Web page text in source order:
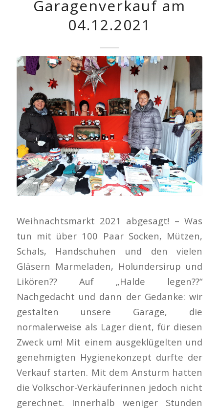
Garagenverkauf am
04.12.2021
Weihnachtsmarkt 2021 abgesagt! – Was
tun mit über 100 Paar Socken, Mützen,
Schals, Handschuhen und den vielen
Gläsern Marmeladen, Holundersirup und
Likören?? Auf „Halde legen??“
Nachgedacht und dann der Gedanke: wir
gestalten unsere Garage, die
normalerweise als Lager dient, für diesen
Zweck um! Mit einem ausgeklügelten und
genehmigten Hygienekonzept durfte der
Verkauf starten. Mit dem Ansturm hatten
die Volkschor-Verkäuferinnen jedoch nicht
gerechnet. Innerhalb weniger Stunden